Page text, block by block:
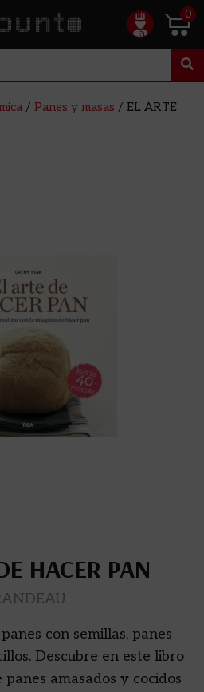
0
/ Panes y masas / EL ARTE
HACER PAN
con semillas, panes
Descubre en este libro
amasados y cocidos